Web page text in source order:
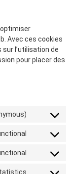
Avec ces cookies
l’utilisation de
pour placer des